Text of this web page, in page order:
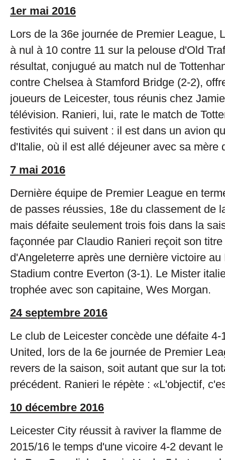
1er mai 2016
Lors de la 36e journée de Premier League,
à nul à 10 contre 11 sur la pelouse d'Old
résultat, conjugué au match nul de
contre Chelsea à Stamford Bridge (2-2),
joueurs de Leicester, tous réunis chez
télévision. Ranieri, lui, rate le match de
festivités qui suivent : il est dans un avion
d'Italie, où il est allé déjeuner avec sa mère
7 mai 2016
Dernière équipe de Premier League en
de passes réussies, 18e du classement de
mais défaite seulement trois fois dans la
façonnée par Claudio Ranieri reçoit son
d'Angeleterre après une dernière victoire
Stadium contre Everton (3-1). Le Mister
trophée avec son capitaine, Wes Morgan.
24 septembre 2016
Le club de Leicester concède une défaite 4-
United, lors de la 6e journée de Premier
revers de la saison, soit autant que sur la
précédent. Ranieri le répète : «L'objectif,
10 décembre 2016
Leicester City réussit à raviver la flamme
2015/16 le temps d'une vicoire 4-2 devant